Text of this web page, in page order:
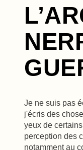
Je ne suis pas
j'écris des
yeux de
perception des
notamment au